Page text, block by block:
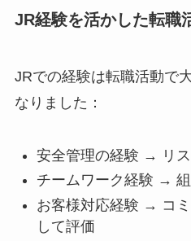
JR経験を活かした転職
JRでの経験は転職活動で
なりました：
安全管理の経験 → リ
チームワーク経験 →
お客様対応経験 → コ
して評価